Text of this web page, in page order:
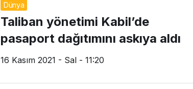
Dünya
Taliban yönetimi Kabil’de
pasaport dağıtımını askıya aldı
16 Kasım 2021 - Sal - 11:20